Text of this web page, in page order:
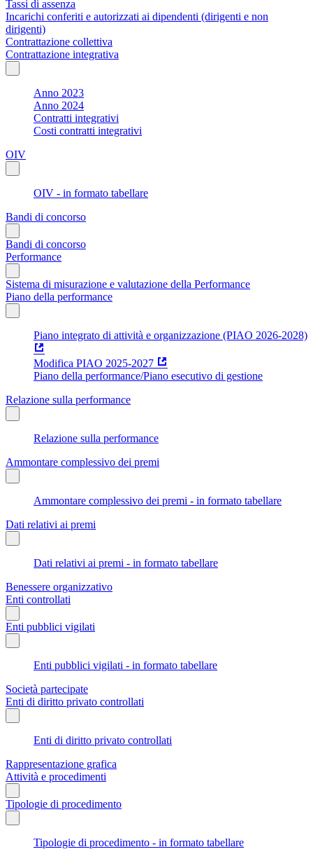
Tassi di assenza
Incarichi conferiti e autorizzati ai dipendenti (dirigenti e non
dirigenti)
Contrattazione collettiva
Contrattazione integrativa
Anno 2023
Anno 2024
Contratti integrativi
Costi contratti integrativi
OIV
OIV - in formato tabellare
Bandi di concorso
Bandi di concorso
Performance
Sistema di misurazione e valutazione della Performance
Piano della performance
Piano integrato di attività e organizzazione (PIAO 2026-2028)
Modifica PIAO 2025-2027
Piano della performance/Piano esecutivo di gestione
Relazione sulla performance
Relazione sulla performance
Ammontare complessivo dei premi
Ammontare complessivo dei premi - in formato tabellare
Dati relativi ai premi
Dati relativi ai premi - in formato tabellare
Benessere organizzativo
Enti controllati
Enti pubblici vigilati
Enti pubblici vigilati - in formato tabellare
Società partecipate
Enti di diritto privato controllati
Enti di diritto privato controllati
Rappresentazione grafica
Attività e procedimenti
Tipologie di procedimento
Tipologie di procedimento - in formato tabellare